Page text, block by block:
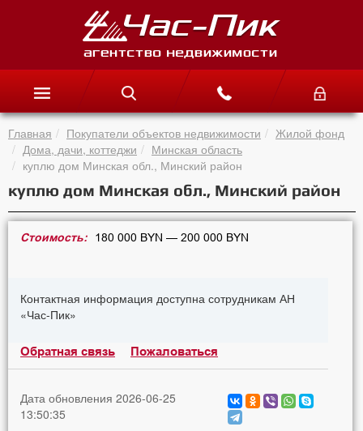
Главная Покупатели объектов недвижимости
Жилой фонд
Дома, дачи, коттеджи
Минская область
куплю дом Минская обл., Минский район
куплю дом Минская обл., Минский район
Стоимость: 180 000 BYN — 200 000 BYN
Контактная информация доступна сотрудникам АН
«Час-Пик»
Обратная связь Пожаловаться
Дата обновления 2026-06-25
13:50:35